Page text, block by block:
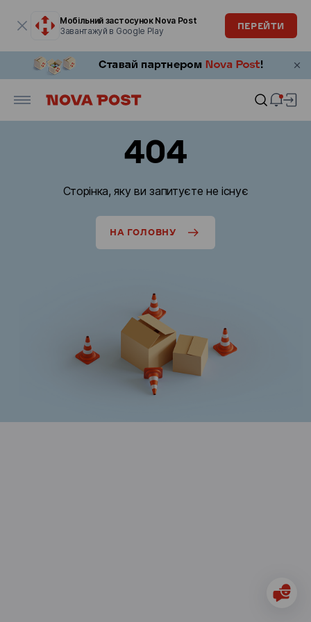
Мобільний застосунок Nova Post
Завантажуй в Google Play
ПЕРЕЙТИ
404
Сторінка, яку ви запитуєте не існує
НА ГОЛОВНУ